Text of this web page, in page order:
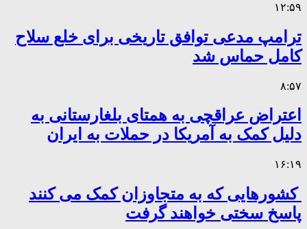
۱۲:۵۹
ترامپ مدعی توافق تاریخی برای خلع سلاح
کامل حماس شد
۸:۵۷
اعتراض عراقچی به همتای بلغارستانی به
دلیل کمک به آمریکا در حملات به ایران
۱۶:۱۹
کشورهایی که به متجاوزان کمک می کنند
پاسخ سختی خواهند گرفت